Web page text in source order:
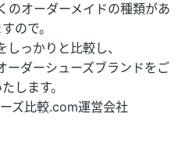
のオーダーメイドの種類があ
ので。
っかりと比較し、
ーダーシューズブランドをご
します。
ズ比較.com運営会社